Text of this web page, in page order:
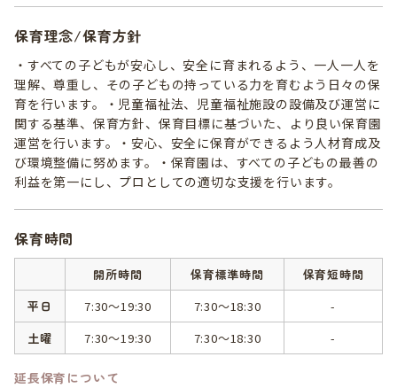
保育理念/保育方針
・すべての子どもが安心し、安全に育まれるよう、一人一人を
理解、尊重し、その子どもの持っている力を育むよう日々の保
育を行います。・児童福祉法、児童福祉施設の設備及び運営に
関する基準、保育方針、保育目標に基づいた、より良い保育園
運営を行います。・安心、安全に保育ができるよう人材育成及
び環境整備に努めます。・保育園は、すべての子どもの最善の
利益を第一にし、プロとしての適切な支援を行います。
保育時間
開所時間 保育標準時間
保育短時間
平日
7:30～19:30 7:30～18:30
-
土曜
7:30～19:30 7:30～18:30 -
延長保育について